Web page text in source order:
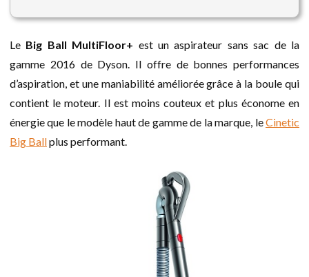
Le Big Ball MultiFloor+ est un aspirateur sans sac de la
gamme 2016 de Dyson. Il offre de bonnes performances
d’aspiration, et une maniabilité améliorée grâce à la boule qui
contient le moteur. Il est moins couteux et plus économe en
énergie que le modèle haut de gamme de la marque, leCinetic
Big Ballplus performant.